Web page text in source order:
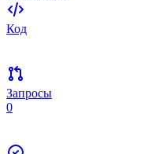
Код
Запросы
0